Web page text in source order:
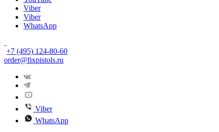
Viber
Viber
WhatsApp
+7 (495) 124-80-60
order@fixpistols.ru
Viber
WhatsApp